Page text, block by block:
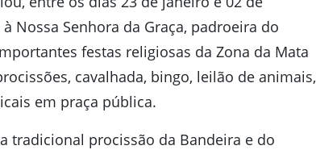
Nossa Senhora da Graça, padroeira do
festas religiosas da Zona da Mata
cavalhada, bingo, leilão de animais,
em praça pública.
tradicional procissão da Bandeira e do